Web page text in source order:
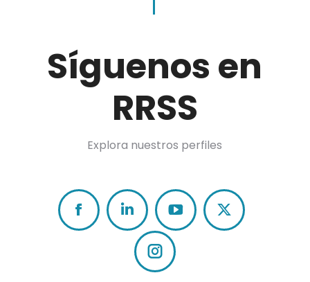
Síguenos en
RRSS
Explora nuestros perfiles
FacebookLinkedin X
Instagram